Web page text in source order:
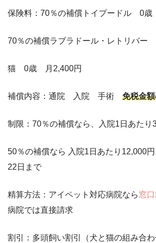
保険料：70％の補償トイプードル 0
70％の補償ラブラドール・レトリバ
猫 0歳 月2,400円
補償内容：通院 入院 手術 免税金
制限：70％の補償なら、入院1日あたり
50％の補償なら 入院1日あたり12,000
22日まで
精算方法：アイペット対応病院なら窓
病院では直接請求
割引：多頭飼い割引（犬と猫の組み合わ